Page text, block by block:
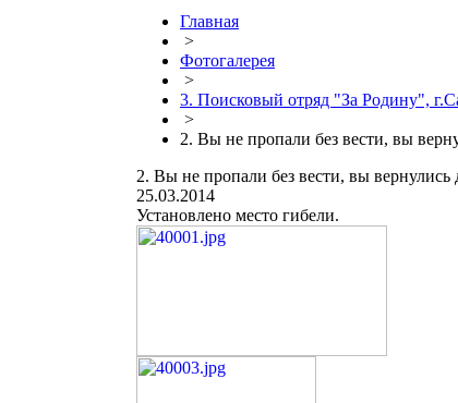
Главная
>
Фотогалерея
>
3. Поисковый отряд "За Родину",
>
2. Вы не пропали без вести, вы
2. Вы не пропали без вести, вы
25.03.2014
Установлено место гибели.